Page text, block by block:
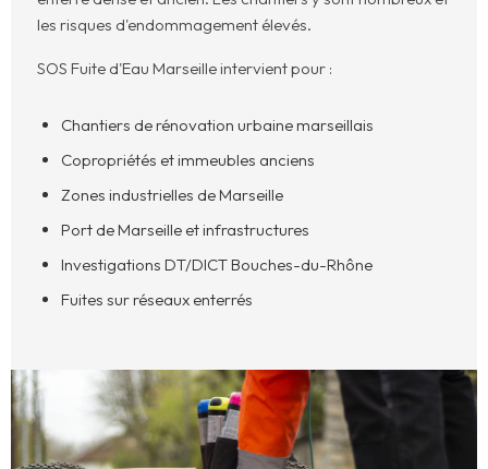
les risques d'endommagement élevés.
SOS Fuite d'Eau Marseille intervient pour :
Chantiers de rénovation urbaine marseillais
Copropriétés et immeubles anciens
Zones industrielles de Marseille
Port de Marseille et infrastructures
Investigations DT/DICT Bouches-du-Rhône
Fuites sur réseaux enterrés